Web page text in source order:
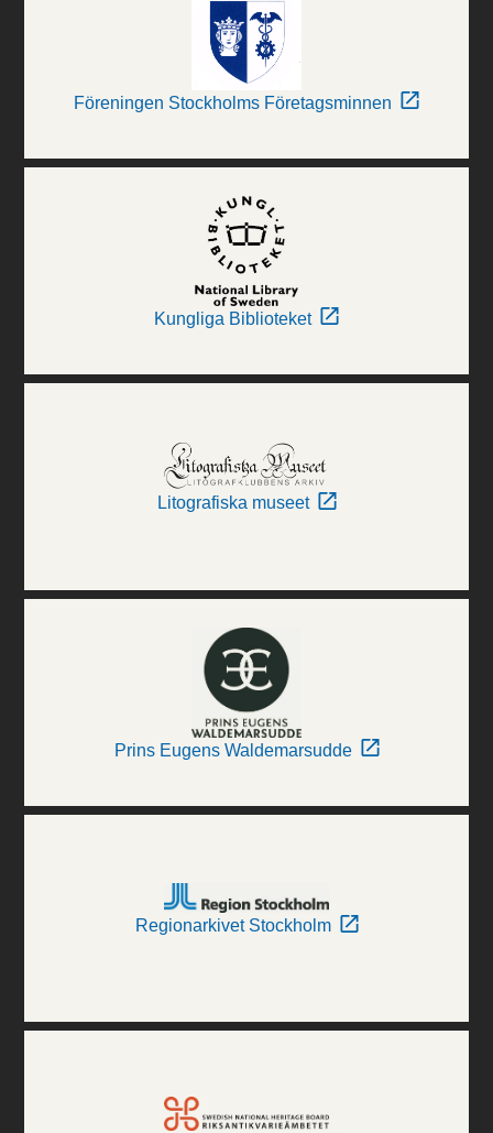
Föreningen Stockholms Företagsminnen
Kungliga Biblioteket
Litografiska museet
Prins Eugens Waldemarsudde
Regionarkivet Stockholm